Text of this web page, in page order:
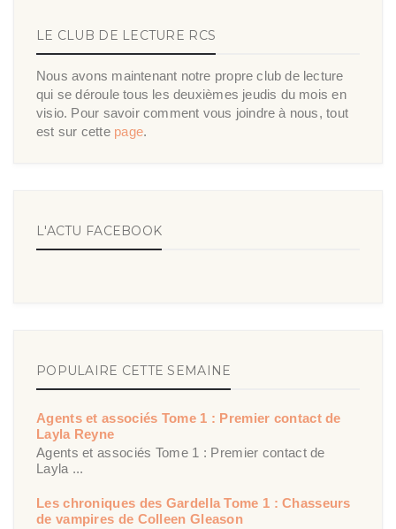
LE CLUB DE LECTURE RCS
Nous avons maintenant notre propre club de lecture
qui se déroule tous les deuxièmes jeudis du mois en
visio. Pour savoir comment vous joindre à nous, tout
est sur cette page.
L'ACTU FACEBOOK
POPULAIRE CETTE SEMAINE
Agents et associés Tome 1 : Premier contact de
Layla Reyne
Agents et associés Tome 1 : Premier contact de
Layla ...
Les chroniques des Gardella Tome 1 : Chasseurs
de vampires de Colleen Gleason